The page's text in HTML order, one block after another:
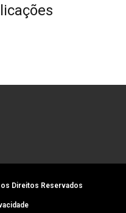
Direitos Reservados